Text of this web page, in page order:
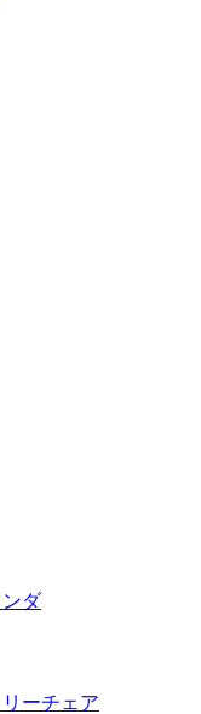
ダ
ーチェア